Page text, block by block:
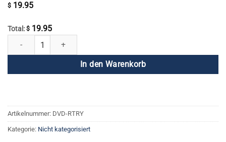
$ 19.95
Total: $ 19.95
Das wahre Ich erreichen Menge
In den Warenkorb
Artikelnummer: DVD-RTRY
Kategorie: Nicht kategorisiert